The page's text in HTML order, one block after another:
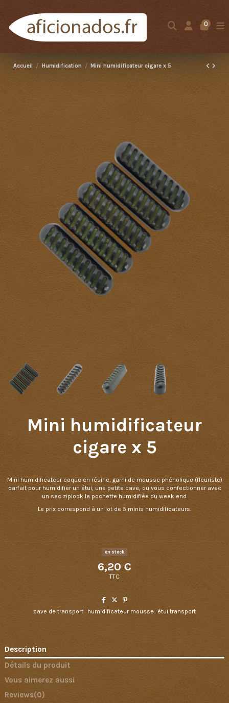
0
Accueil Humidification Mini humidificateur cigare x 5
Mini humidificateur
cigare x 5
Mini humidificateur coque en résine, garni de mousse phénolique (fleuriste)
parfait pour humidifier un étui, une petite cave, ou vous confectionner avec
un sac ziplook la pochette humidifiée du week end.
Le prix correspond à un lot de 5 minis humidificateurs.
en stock
6,20 €
TTC
cave de transport humidificateur mousse étui transport
Description
Détails du produit
Vous aimerez aussi
Reviews(0)